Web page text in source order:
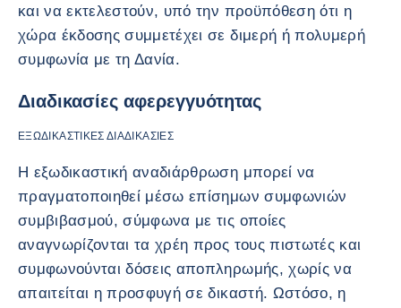
και να εκτελεστούν, υπό την προϋπόθεση ότι η
χώρα έκδοσης συμμετέχει σε διμερή ή πολυμερή
συμφωνία με τη Δανία.
Διαδικασίες αφερεγγυότητας
ΕΞΩΔΙΚΑΣΤΙΚΈΣ ΔΙΑΔΙΚΑΣΊΕΣ
Η εξωδικαστική αναδιάρθρωση μπορεί να
πραγματοποιηθεί μέσω επίσημων συμφωνιών
συμβιβασμού, σύμφωνα με τις οποίες
αναγνωρίζονται τα χρέη προς τους πιστωτές και
συμφωνούνται δόσεις αποπληρωμής, χωρίς να
απαιτείται η προσφυγή σε δικαστή. Ωστόσο, η